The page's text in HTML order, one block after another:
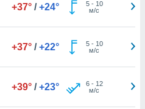
+37° / +24° 5- 10
м/с
+37° / +22° 5- 10
м/с
+39° / +23° 6- 12
м/с